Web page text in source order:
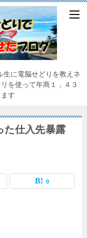
生に電脳せどりを教えネ
使って年商１，４３
す
仕入先暴露
0